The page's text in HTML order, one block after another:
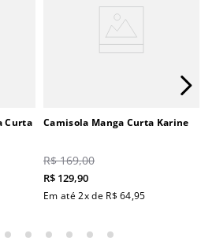
Curta
Camisola Manga Curta Karine
R$ 169,00
R$ 129,90
Em até2x de R$ 64,95